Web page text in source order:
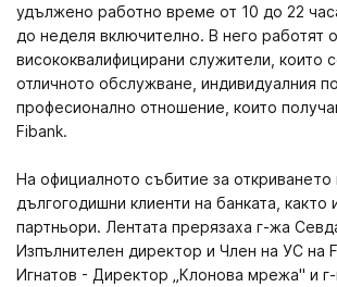
удължено работно време от 10 до 22
до неделя включително. В него работят
висококвалифицирани служители, които
отличното обслужване, индивидуалния
професионално отношение, които
Fibank.
На официалното събитие за откриването
дългогодишни клиенти на банката, както
партньори. Лентата прерязаха г-жа
Изпълнителен директор и Член на УС на
Игнатов - Директор „Клонова мрежа" и